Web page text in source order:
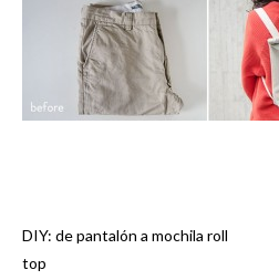
Navegación
DIY: de pantalón a mochila roll
top